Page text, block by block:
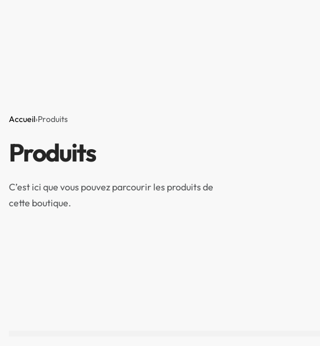
Accueil›Produits
Produits
C’est ici que vous pouvez parcourir les produits de
cette boutique.
PRE-
AMPLIFICATEURS